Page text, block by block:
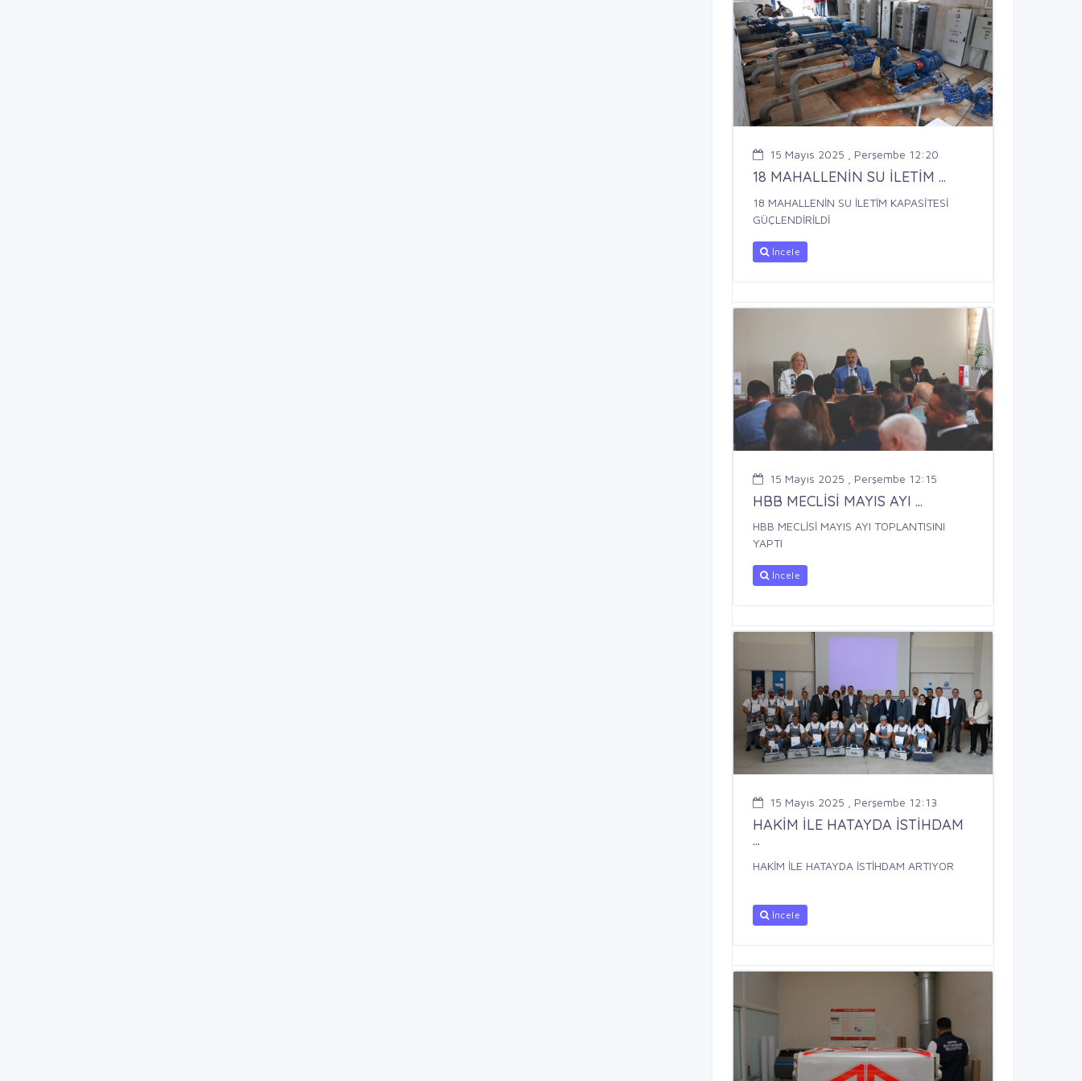
15 Mayıs 2025 , Perşembe 12:20
18 MAHALLENİN SU İLETİM ...
18 MAHALLENİN SU İLETİM KAPASİTESİ
GÜÇLENDİRİLDİ
İncele
15 Mayıs 2025 , Perşembe 12:15
HBB MECLİSİ MAYIS AYI ...
HBB MECLİSİ MAYIS AYI TOPLANTISINI
YAPTI
İncele
15 Mayıs 2025 , Perşembe 12:13
HAKİM İLE HATAYDA İSTİHDAM
...
HAKİM İLE HATAYDA İSTİHDAM ARTIYOR
İncele